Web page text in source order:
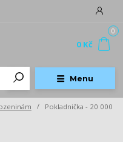
Menu
0
0 Kč
Pokladnička - 20 000